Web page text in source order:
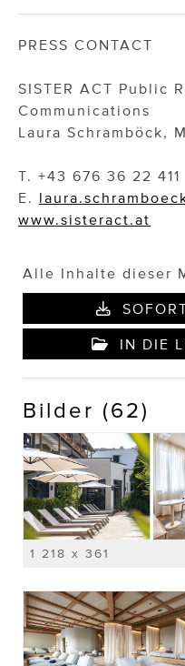
PRESS CONTACT
SISTER ACT Public
Communications
Laura Schramböck,
T. +43 676 36 22 411
E.
www.sisteract.at
Alle Inhalte dieser
IN DIE
Bilder (62)
1 218 x 361